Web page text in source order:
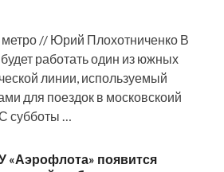
метро // Юрий Плохотниченко В
работать один из южных
линии, используемый
для поездок в московскоий
субботы …
«Аэрофлота» появится